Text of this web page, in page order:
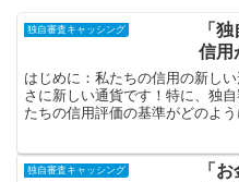
独自審査キャッシング
「
信用
はじめに：私たちの信用の新し
さに新しい通貨です！特に、独
たちの信用評価の基準がどのよ
ょう。これまでの銀行や金融機
独自審査キャッシング
「